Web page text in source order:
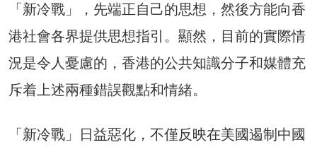
「新冷戰」，先端正自己的思想，然後方能向香
港社會各界提供思想指引。顯然，目前的實際情
況是令人憂慮的，香港的公共知識分子和媒體充
斥着上述兩種錯誤觀點和情緒。
「新冷戰」日益惡化，不僅反映在美國遏制中國